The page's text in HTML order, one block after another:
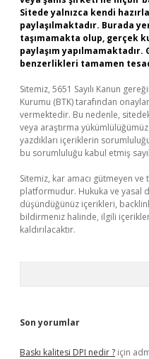
Sitede yalnızca kendi
paylaşılmaktadır. Burada
taşımamakta olup, gerçek
paylaşım
benzerlikleri tamamen
Sitemiz, 5651 Sayılı Kanun
Kurumu (BTK) tarafından
vermektedir. Bu nedenle,
veya araştırma
yazdıkları içeriklerin
bu sorumluluğu kabul etmiş
Sitemiz, kar amacı gütmeyen
platformudur. Hukuka ve yasal
düşündüğünüz içerikleri,
bildirmeniz halinde, ilgili
kaldırılacaktır.
Son yorumlar
Baskı kalitesi DPI nedir ? için